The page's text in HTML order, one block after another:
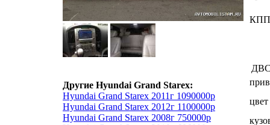
Другие Hyundai Grand Starex:
Hyundai Grand Starex 2011г 1090000р
Hyundai Grand Starex 2012г 1100000р
Hyundai Grand Starex 2008г 750000р
КПП
цвет